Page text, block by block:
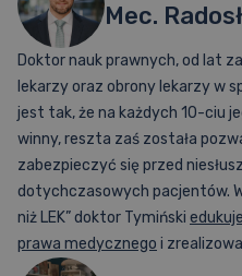
Mec.
Doktor nauk prawnych, od lat
lekarzy oraz obrony lekarzy w
jest tak, że na każdych 10-ciu
winny, reszta zaś została
zabezpieczyć się przed
dotychczasowych pacjentów.
niż LEK” doktor Tymiński
prawa medycznego i